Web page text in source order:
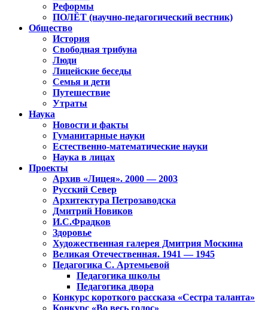
Реформы
ПОЛЁТ (научно-педагогический вестник)
Общество
История
Свободная трибуна
Люди
Лицейские беседы
Семья и дети
Путешествие
Утраты
Наука
Новости и факты
Гуманитарные науки
Естественно-математические науки
Наука в лицах
Проекты
Архив «Лицея». 2000 — 2003
Русский Север
Архитектура Петрозаводска
Дмитрий Новиков
И.С.Фрадков
Здоровье
Художественная галерея Дмитрия Москина
Великая Отечественная. 1941 — 1945
Педагогика С. Артемьевой
Педагогика школы
Педагогика двора
Конкурс короткого рассказа «Сестра таланта»